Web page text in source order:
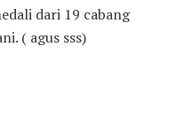
dari 19 cabang
( agus sss)